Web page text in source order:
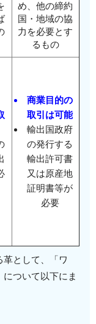
め、他の締約
国・地域の協
力を必要とす
るもの
商業目的の
取引は可能
輸出国政府
の発行する
輸出許可書
又は原産地
証明書等が
必要
革として、「ワ
ついて以下にま